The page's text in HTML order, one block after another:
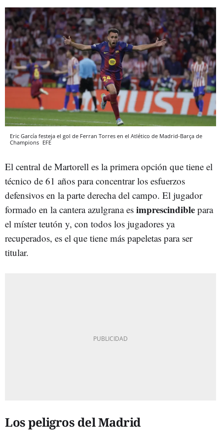
Eric García festeja el gol de Ferran Torres en el Atlético de Madrid-Barça de
Champions EFE
El central de Martorell es la primera opción que tiene el
técnico de 61 años para concentrar los esfuerzos
defensivos en la parte derecha del campo. El jugador
formado en la cantera azulgrana es imprescindible para
el míster teutón y, con todos los jugadores ya
recuperados, es el que tiene más papeletas para ser
titular.
Los peligros del Madrid